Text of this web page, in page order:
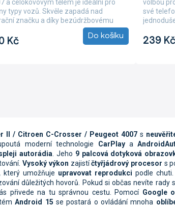
Kč Do košíku
a celokovovým tělem je ideální pro
typy vozů. Skvěle zapadá nad
značku a díky bezúdržbovému
5,0
z
hvězdiček.
239 Kč
volbou
své
II / Citroen C-Crosser / Peugeot 4007s
moderní technologie CarPlaya
autorádia. Jeho 9 palcová dotyková
Vysoký výkon zajistíčtyřjádrový procesor s
který umožňuje upravovat reprodukci podle chuti.
důležitých hovorů. Pokud si občas nevíte rady
přivede na tu správnou cestu. PomocíGoogle
Android 15 se postará o ovládání mnoha